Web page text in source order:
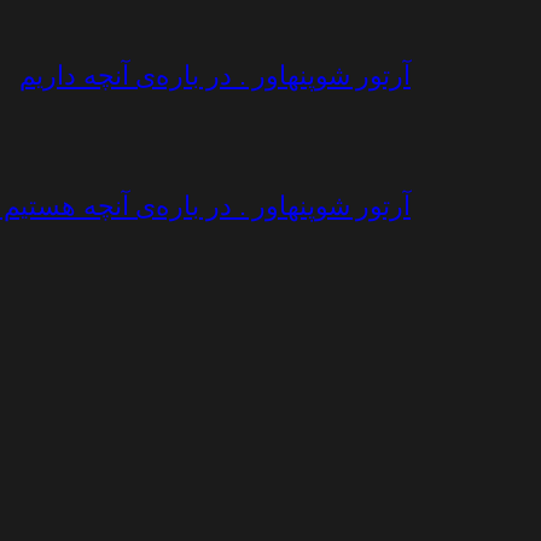
آرتور شوپنهاور . در باره‌ی آنچه داریم
آرتور شوپنهاور . در باره‌ی آنچه هستیم